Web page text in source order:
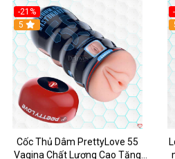
-21%
Hot
5
Cốc Thủ Dâm PrettyLove 55
Vagina Chất Lượng Cao Tăng